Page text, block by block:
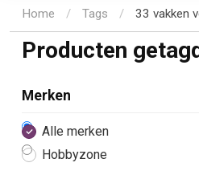
Home / Tags / 33 vakken
Producten
Merken
Alle merken
Hobbyzone